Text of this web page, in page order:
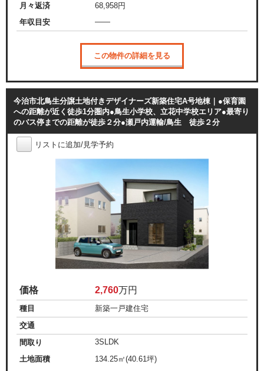
月々返済
68,958円
年収目安
——
この物件の詳細を見る
今治市北鳥生分譲土地付きデザイナーズ新築住宅A号地棟｜●保育園
への距離が近く徒歩1分圏内●鳥生小学校、立花中学校エリア●最寄り
のバス停までの距離が徒歩２分●瀬戸内運輸/鳥生 徒歩２分
リストに追加/見学予約
価格 2,760万円
種目
新築一戸建住宅
交通
間取り
3SLDK
土地面積
134.25㎡(40.61坪)